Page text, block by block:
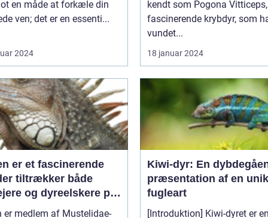
en måde at forkæle din
ven; det er en essenti...
2024
kendt som Pogona
fascinerende krybdyr, som
vundet...
18 januar 2024
er et fascinerende
tiltrækker både
og dyreelskere på
af sin unikke
er medlem af Mustelidae-
Kiwi-dyr: En
præsentation af en unik
fugleart
[Introduktion] Kiwi-dyret er